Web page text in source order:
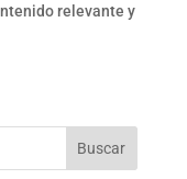
relevante y